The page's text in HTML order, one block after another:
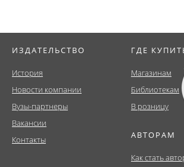
ИЗДАТЕЛЬСТВО
История
Новости компании
Вузы-партнеры
Вакансии
Контакты
ГДЕ
Магазинам
Библиотекам
В розницу
АВТОРАМ
Как стать